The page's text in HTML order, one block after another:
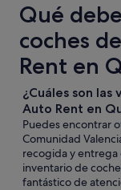
Qué
coches
Rent en
¿Cuáles son
Auto Rent en
Puedes encontrar
Comunidad
recogida y
inventario de
fantástico de